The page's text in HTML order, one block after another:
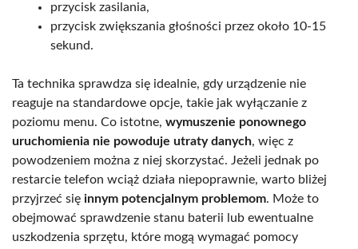
przycisk zasilania,
przycisk zwiększania głośności przez około 10-15
sekund.
Ta technika sprawdza się idealnie, gdy urządzenie nie
reaguje na standardowe opcje, takie jak wyłączanie z
poziomu menu. Co istotne, wymuszenie ponownego
uruchomienia nie powoduje utraty danych, więc z
powodzeniem można z niej skorzystać. Jeżeli jednak po
restarcie telefon wciąż działa niepoprawnie, warto bliżej
przyjrzeć się innym potencjalnym problemom. Może to
obejmować sprawdzenie stanu baterii lub ewentualne
uszkodzenia sprzętu, które mogą wymagać pomocy